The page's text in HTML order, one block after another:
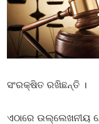
ସଂରକ୍ଷିତ ରଖିଛନ୍ତି ।
ଏଠାରେ ଉଲ୍ଲେଖନୀୟ